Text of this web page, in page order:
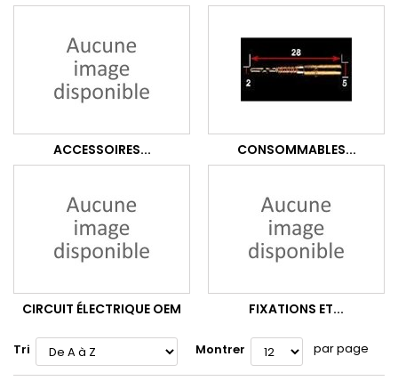
ACCESSOIRES... CONSOMMABLES...
CIRCUIT ÉLECTRIQUE OEM FIXATIONS ET...
Tri Montrer par page